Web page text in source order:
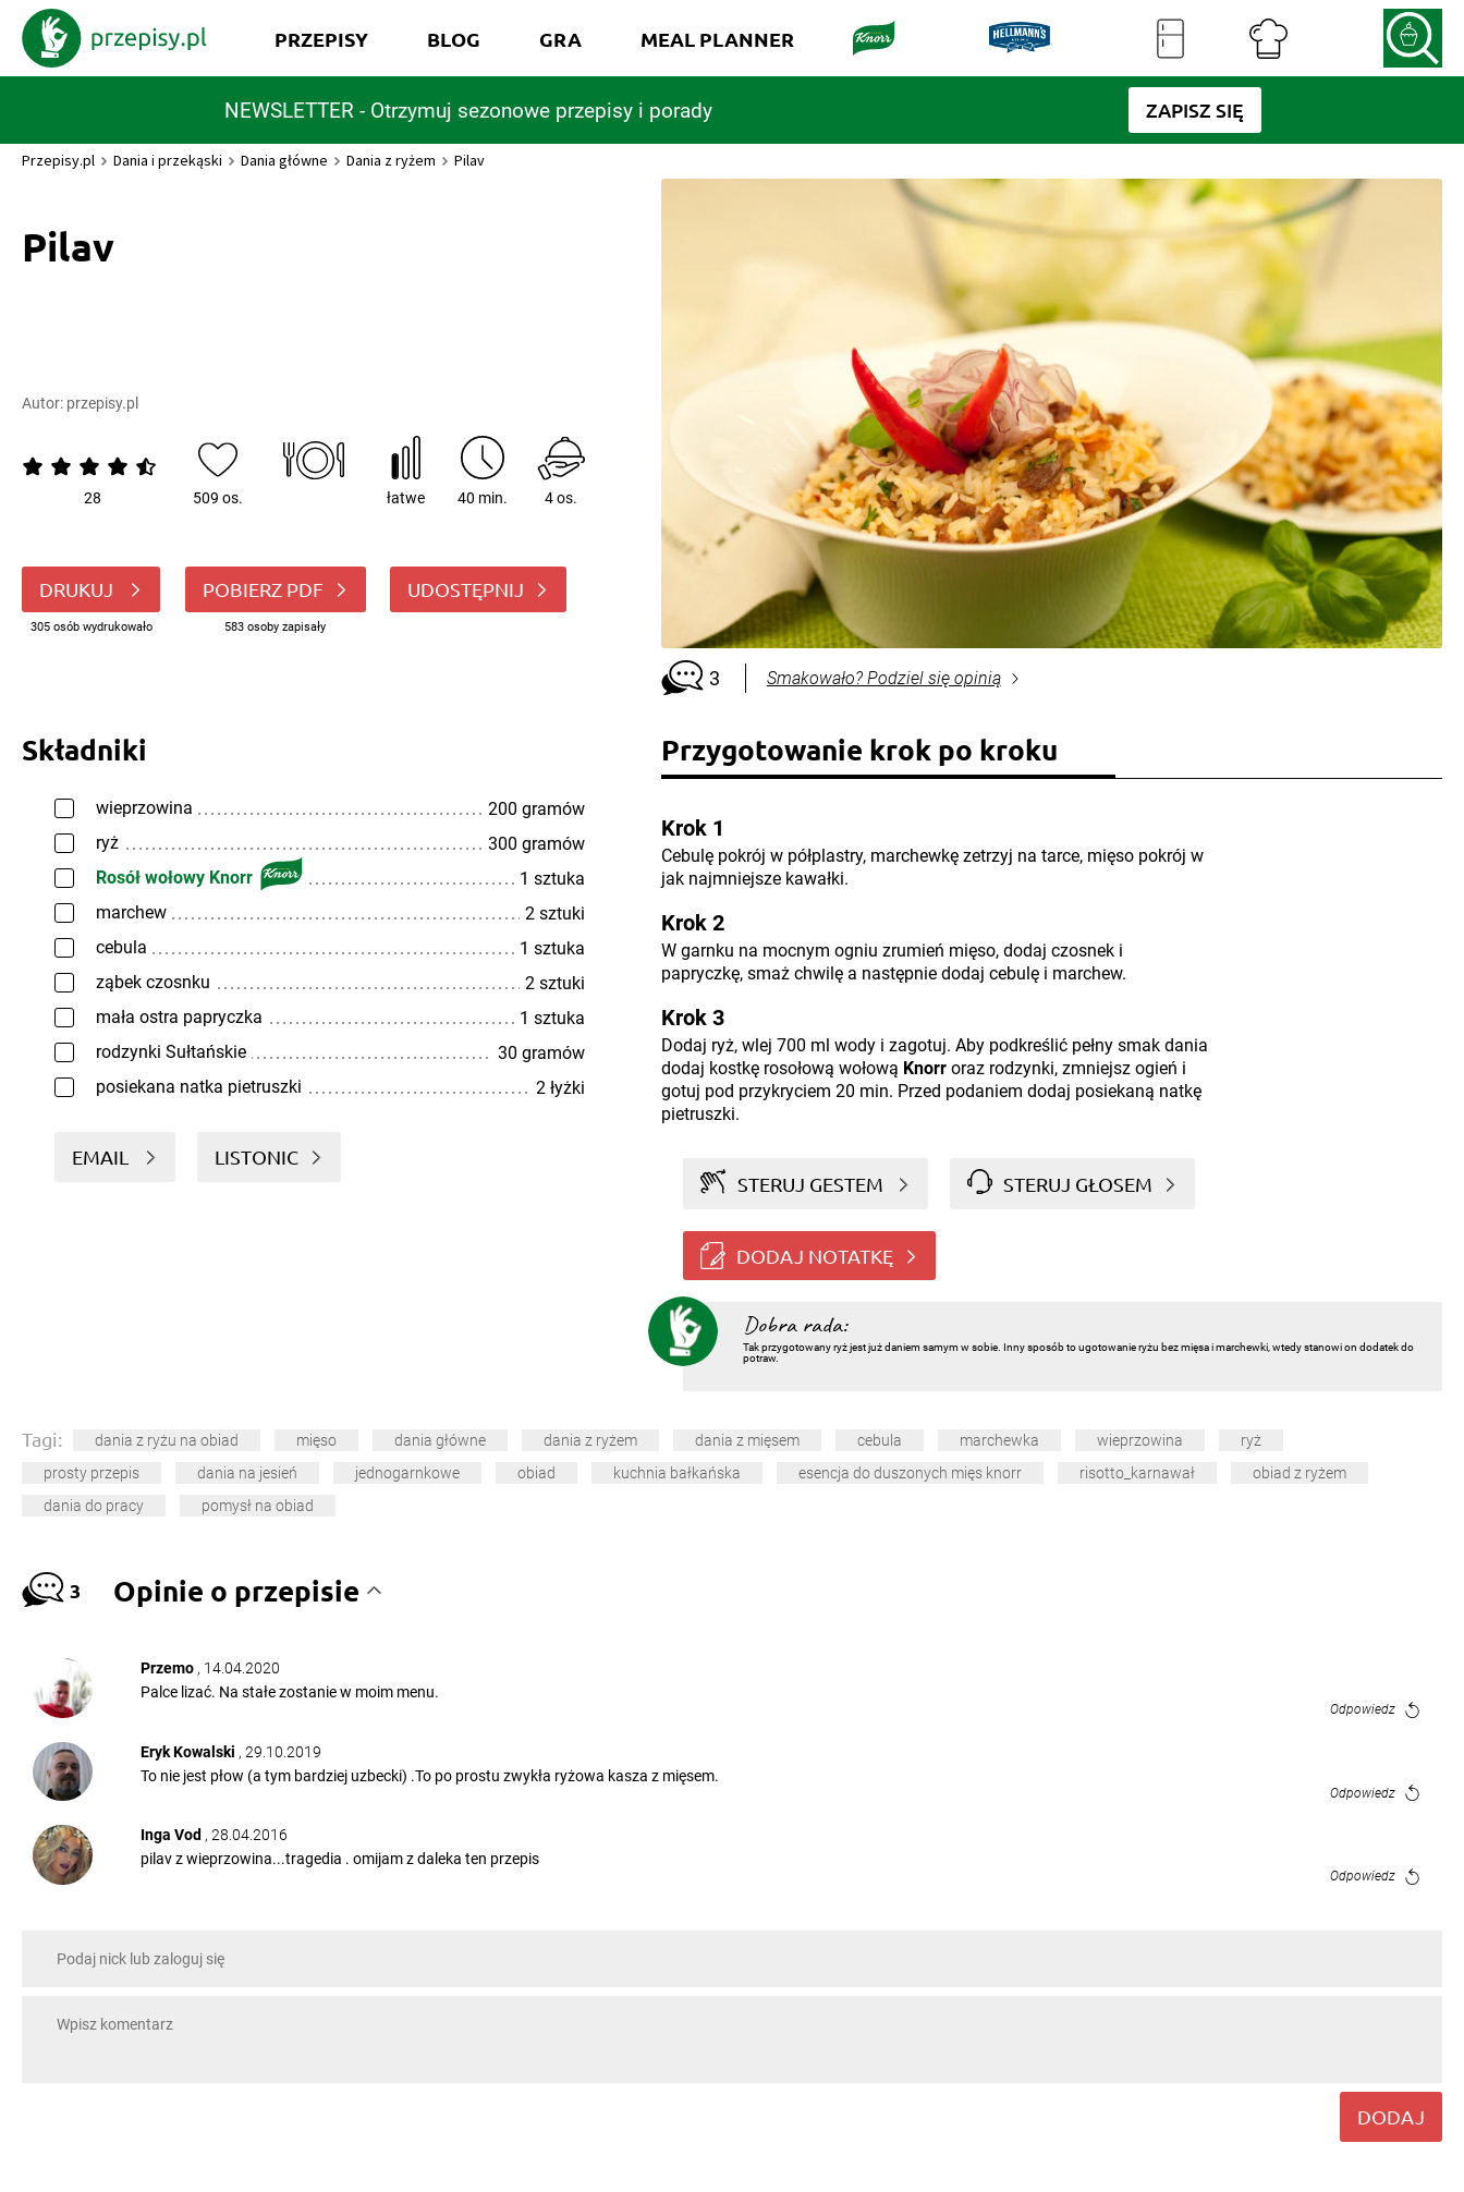
NEWSLETTER - Otrzymuj sezonowe przepisy i porady ZAPISZ SIĘ
PRZEPISY BLOG GRA MEAL PLANNER
Przepisy.pl Dania i przekąski Dania główne Dania z ryżem Pilav
Pilav
Autor: przepisy.pl
28 509 os. łatwe 40 min. 4 os.
DRUKUJ
305 osób wydrukowało
POBIERZ PDF
583 osoby zapisały
UDOSTĘPNIJ
3 Smakowało? Podziel się opinią
Składniki
wieprzowina
200 gramów
ryż
300 gramów
Rosół wołowy Knorr
1 sztuka
marchew
2 sztuki
cebula
1 sztuka
ząbek czosnku
2 sztuki
mała ostra papryczka
1 sztuka
rodzynki Sułtańskie
30 gramów
posiekana natka pietruszki
2 łyżki
EMAIL LISTONIC
Przygotowanie krok po kroku
Krok 1
Cebulę pokrój w półplastry, marchewkę zetrzyj na tarce, mięso pokrój w
jak najmniejsze kawałki.
Krok 2
W garnku na mocnym ogniu zrumień mięso, dodaj czosnek i
papryczkę, smaż chwilę a następnie dodaj cebulę i marchew.
Krok 3
Dodaj ryż, wlej 700 ml wody i zagotuj. Aby podkreślić pełny smak dania
dodaj kostkę rosołową wołową Knorroraz rodzynki, zmniejsz ogień i
gotuj pod przykryciem 20 min. Przed podaniem dodaj posiekaną natkę
pietruszki.
STERUJ GESTEM STERUJ GŁOSEM
DODAJ NOTATKĘ
Dobra rada:
Tak przygotowany ryż jest już daniem samym w sobie. Inny sposób to ugotowanie ryżu bez mięsa i marchewki, wtedy stanowi on dodatek do
potraw.
Tagi: dania z ryżu na obiad mięso dania główne dania z ryżem dania z mięsem cebula marchewka wieprzowina
ryż
prosty przepis
dania na jesień jednogarnkowe obiad kuchnia bałkańska esencja do duszonych mięs knorr risotto_karnawał
obiad z ryżem
dania do pracy
pomysł na obiad
3 Opinie o przepisie
Przemo , 14.04.2020
Palce lizać. Na stałe zostanie w moim menu.
Odpowiedz
Eryk Kowalski , 29.10.2019
To nie jest płow (a tym bardziej uzbecki) .To po prostu zwykła ryżowa kasza z mięsem.
Odpowiedz
Inga Vod , 28.04.2016
pilav z wieprzowina...tragedia . omijam z daleka ten przepis
Odpowiedz
DODAJ